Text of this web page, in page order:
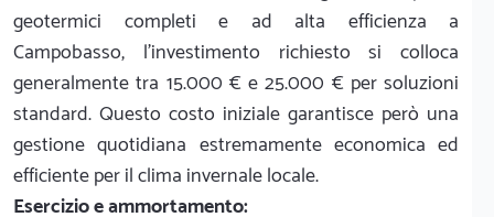
geotermici completi e ad alta efficienza a
Campobasso, l'investimento richiesto si colloca
generalmente tra 15.000 € e 25.000 € per soluzioni
standard. Questo costo iniziale garantisce però una
gestione quotidiana estremamente economica ed
efficiente per il clima invernale locale.
Esercizio e ammortamento: